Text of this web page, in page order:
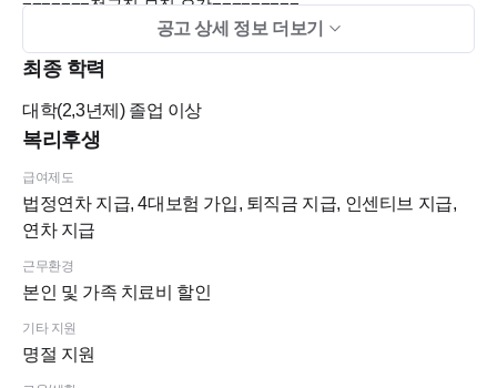
=======정규직 모집 요강=========
■모집인원■
진료실 스텝 1명
(치위생사 / 신입, 경력)
전 직원 모두 치과위생사로 근무 중입니다.
■근로조건■ - 주37시간 내외 근무
★연차 13일 + @ 기타오프 제공
★주5일근무★
공고 상세 정보 더보기
최종 학력
대학(2,3년제)졸업 이상
복리후생
급여제도
법정연차 지급, 4대보험 가입, 퇴직금 지급, 인센티브 지급,
연차 지급
근무환경
본인 및 가족 치료비 할인
기타 지원
명절 지원